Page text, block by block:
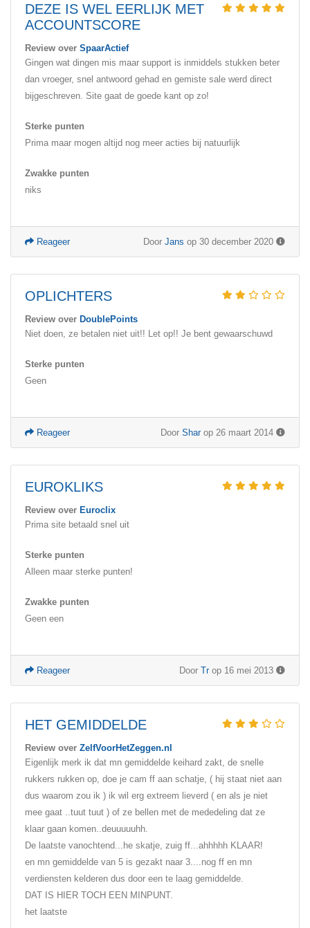
DEZE IS WEL EERLIJK MET
ACCOUNTSCORE
Review over SpaarActief
Gingen wat dingen mis maar support is inmiddels stukken beter
dan vroeger, snel antwoord gehad en gemiste sale werd direct
bijgeschreven. Site gaat de goede kant op zo!
Sterke punten
Prima maar mogen altijd nog meer acties bij natuurlijk
Zwakke punten
niks
Door Jans op 30 december 2020
Reageer
OPLICHTERS
Review over DoublePoints
Niet doen, ze betalen niet uit!! Let op!! Je bent gewaarschuwd
Sterke punten
Geen
Door Sharop 26 maart 2014
Reageer
EUROKLIKS
Review over Euroclix
Prima site betaald snel uit
Sterke punten
Alleen maar sterke punten!
Zwakke punten
Geen een
Door Trop 16 mei 2013
Reageer
HET GEMIDDELDE
Review over ZelfVoorHetZeggen.nl
Eigenlijk merk ik dat mn gemiddelde keihard zakt, de snelle
rukkers rukken op, doe je cam ff aan schatje, ( hij staat niet aan
dus waarom zou ik ) ik wil erg extreem lieverd ( en als je niet
mee gaat ..tuut tuut ) of ze bellen met de mededeling dat ze
klaar gaan komen..deuuuuuhh.
De laatste vanochtend...he skatje, zuig ff...ahhhhh KLAAR!
en mn gemiddelde van 5 is gezakt naar 3....nog ff en mn
verdiensten kelderen dus door een te laag gemiddelde.
DAT IS HIER TOCH EEN MINPUNT.
het laatste